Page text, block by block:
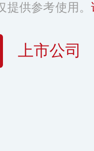
提供参考使用。
上市公司